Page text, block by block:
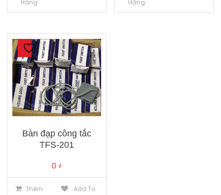
Hàng Hàng
Bàn đạp công tắc
TFS-201
0 ₫
Thêm
Add To